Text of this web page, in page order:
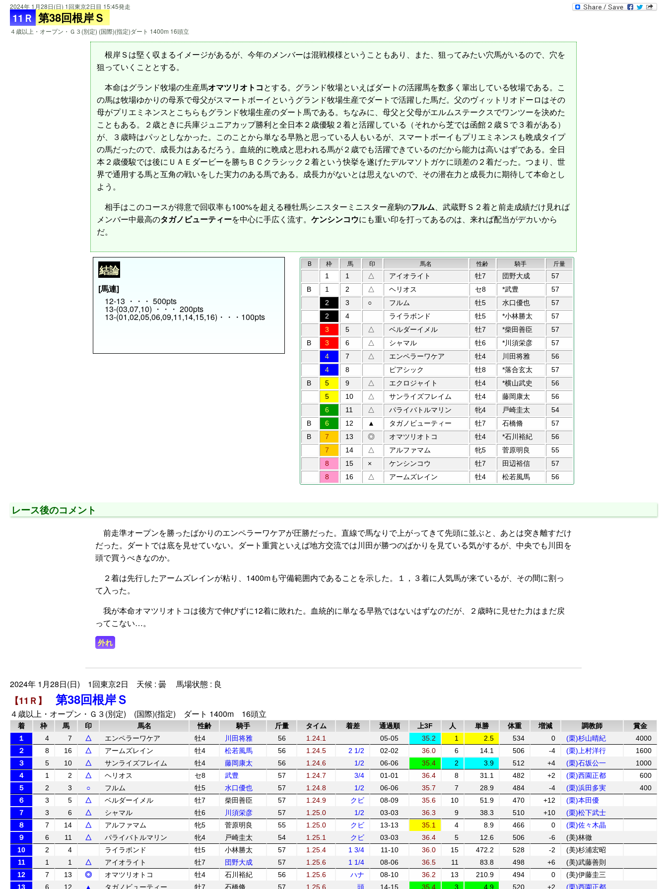
2024年 1月28日(日) 1回東京2日目 15:45発走
11Ｒ 第38回根岸Ｓ
４歳以上・オープン・Ｇ３(別定) (国際)(指定)ダート 1400m 16頭立
根岸Ｓは堅く収まるイメージがあるが、今年のメンバーは混戦模様ということもあり、また、狙ってみたい穴馬がいるので、穴を
狙っていくこととする。
本命はグランド牧場の生産馬オマツリオトコとする。グランド牧場といえばダートの活躍馬を数多く輩出している牧場である。こ
の馬は牧場ゆかりの母系で母父がスマートボーイというグランド牧場生産でダートで活躍した馬だ。父のヴィットリオドーロはその
母がプリエミネンスとこちらもグランド牧場生産のダート馬である。ちなみに、母父と父母がエルムステークスでワンツーを決めた
こともある。２歳ときに兵庫ジュニアカップ勝利と全日本２歳優駿２着と活躍している（それから芝では函館２歳Ｓで３着がある）
が、３歳時はパッとしなかった。このことから単なる早熟と思っている人もいるが、スマートボーイもプリエミネンスも晩成タイプ
の馬だったので、成長力はあるだろう。血統的に晩成と思われる馬が２歳でも活躍できているのだから能力は高いはずである。全日
本２歳優駿では後にＵＡＥダービーを勝ちＢＣクラシック２着という快挙を遂げたデルマソトガケに頭差の２着だった。つまり、世
界で通用する馬と互角の戦いをした実力のある馬である。成長力がないとは思えないので、その潜在力と成長力に期待して本命とし
よう。
相手はこのコースが得意で回収率も100%を超える種牡馬シニスターミニスター産駒のフルム、武蔵野Ｓ２着と前走成績だけ見れば
メンバー中最高のタガノビューティーを中心に手広く流す。 ケンシンコウにも重い印を打ってあるのは、来れば配当がデカいから
だ。
結論
[馬連]
12-13 ・・・ 500pts
13-(03,07,10) ・・・ 200pts
13-(01,02,05,06,09,11,14,15,16)・・・100pts
B 枠 馬 印 馬名 性齢 騎手
斤量
1
1 △ アイオライト 牡7 団野大成
57
B
1 2 △ ヘリオス セ8 *武豊
57
2
3 ○ フルム 牡5 水口優也
57
2
4 ライラボンド 牡5 *小林勝太
57
3
5 △ ベルダーイメル 牡7 *柴田善臣
57
B
3 6 △ シャマル 牡6 *川須栄彦
57
4
7 △ エンペラーワケア 牡4 川田将雅
56
4
8 ピアシック 牡8 *落合玄太
57
B
5 9 △ エクロジャイト 牡4 *横山武史
56
5
10 △ サンライズフレイム 牡4 藤岡康太
56
6
11 △ パライバトルマリン 牝4 戸崎圭太
54
B
6 12 ▲ タガノビューティー 牡7 石橋脩
57
B
7 13 ◎ オマツリオトコ 牡4 *石川裕紀
56
7
14 △ アルファマム 牝5 菅原明良
55
8
15 × ケンシンコウ 牡7 田辺裕信
57
8
16 △ アームズレイン 牡4 松若風馬 56
レース後のコメント
前走準オープンを勝ったばかりのエンペラーワケアが圧勝だった。直線で馬なりで上がってきて先頭に並ぶと、あとは突き離すだけ
だった。ダートでは底を見せていない。ダート重賞といえば地方交流では川田が勝つのばかりを見ている気がするが、中央でも川田を
頭で買うべきなのか。
２着は先行したアームズレインが粘り、1400mも守備範囲内であることを示した。１，３着に人気馬が来ているが、その間に割っ
て入った。
我が本命オマツリオトコは後方で伸びずに12着に敗れた。血統的に単なる早熟ではないはずなのだが、２歳時に見せた力はまだ戻
ってこない…。
外れ
2024年 1月28日(日) 1回東京2日 天候 : 曇 馬場状態 : 良
【11Ｒ】 第38回根岸Ｓ
４歳以上・オープン・Ｇ３(別定) (国際)(指定) ダート 1400m 16頭立
着 枠 馬 印 馬名 性齢 騎手 斤量 タイム 着差 通過順 上3F 人 単勝 体重 増減 調教師
賞金
１
4 7 △ エンペラーワケア 牡4 川田将雅 56 1.24.1 05-05 35.2 1 2.5 534 0 (栗)杉山晴紀
4000
２
8 16 △ アームズレイン 牡4 松若風馬 56 1.24.5 2 1/2 02-02 36.0 6 14.1 506 -4 (栗)上村洋行
1600
３
5 10 △ サンライズフレイム 牡4 藤岡康太 56 1.24.6 1/2 06-06 35.4 2 3.9 512 +4 (栗)石坂公一
1000
４
1 2 △ ヘリオス セ8 武豊 57 1.24.7 3/4 01-01 36.4 8 31.1 482 +2 (栗)西園正都
600
５
2 3 ○ フルム 牡5 水口優也 57 1.24.8 1/2 06-06 35.7 7 28.9 484 -4 (栗)浜田多実
400
６
3 5 △ ベルダーイメル 牡7 柴田善臣 57 1.24.9 クビ 08-09 35.6 10 51.9 470 +12
(栗)本田優
７
3 6 △ シャマル 牡6 川須栄彦 57 1.25.0 1/2 03-03 36.3 9 38.3 510 +10
(栗)松下武士
８
7 14 △ アルファマム 牝5 菅原明良 55 1.25.0 クビ 13-13 35.1 4 8.9 466 0
(栗)佐々木晶
９
6 11 △ パライバトルマリン 牝4 戸崎圭太 54 1.25.1 クビ 03-03 36.4 5 12.6 506 -6
(美)林徹
10
2 4 ライラボンド 牡5 小林勝太 57 1.25.4 1 3/4 11-10 36.0 15 472.2 528 -2
(美)杉浦宏昭
11
1 1 △ アイオライト 牡7 団野大成 57 1.25.6 1 1/4 08-06 36.5 11 83.8 498 +6
(美)武藤善則
12
7 13 ◎ オマツリオトコ 牡4 石川裕紀 56 1.25.6 ハナ 08-10 36.2 13 210.9 494 0
(美)伊藤圭三
13
6 12 ▲ タガノビューティー 牡7 石橋脩 57 1.25.6 頭 14-15 35.4 3 4.9 520 +2 (栗)西園正都